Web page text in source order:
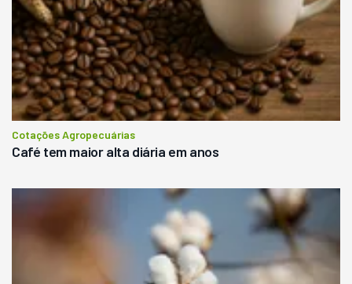
Cotações Agropecuárias
Café tem maior alta diária em anos